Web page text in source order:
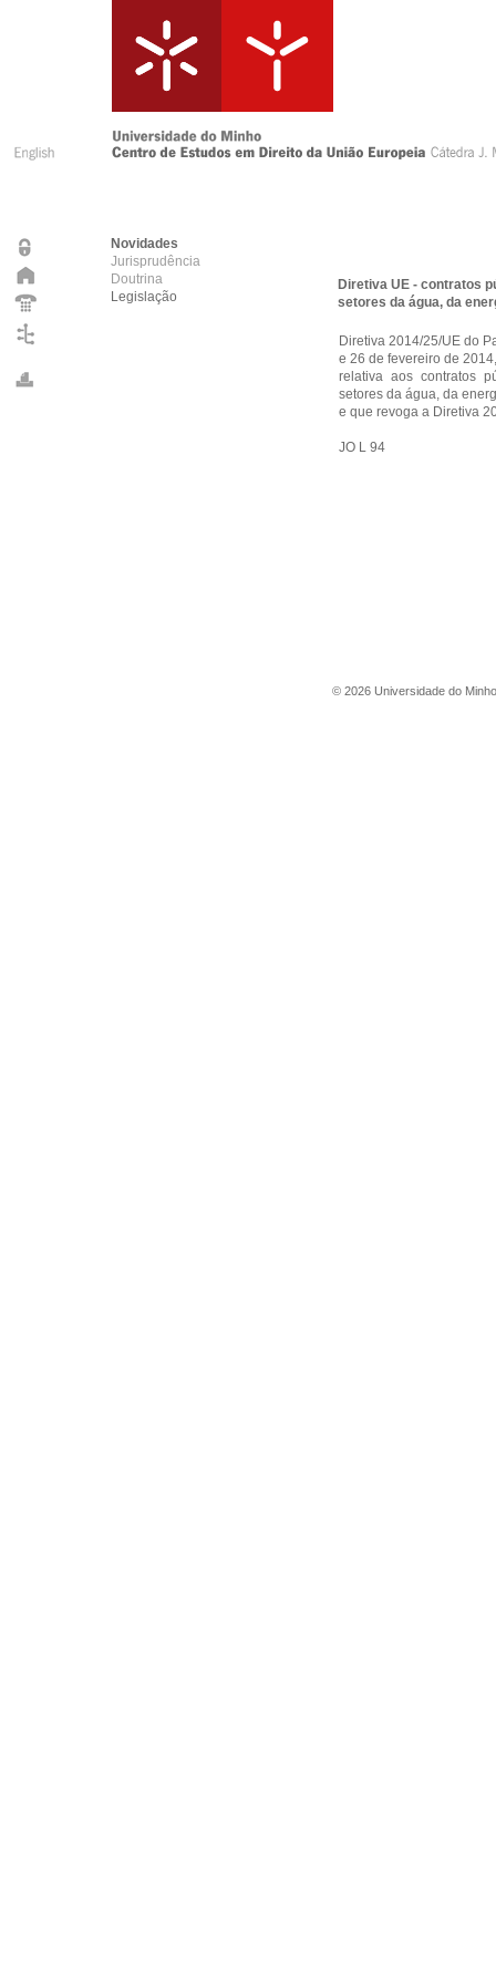
Novidades
Jurisprudência
Doutrina
Legislação
Diretiva UE - contratos
setores da água, da
Diretiva 2014/25/UE do
e 26 de fevereiro de 2014,
relativa aos contratos
setores da água, da
e que revoga a Diretiva
JO L 94
© 2026 Universidade do